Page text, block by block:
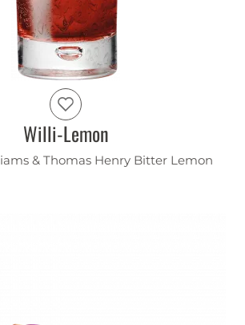
Willi-Lemon
& Thomas Henry Bitter Lemon